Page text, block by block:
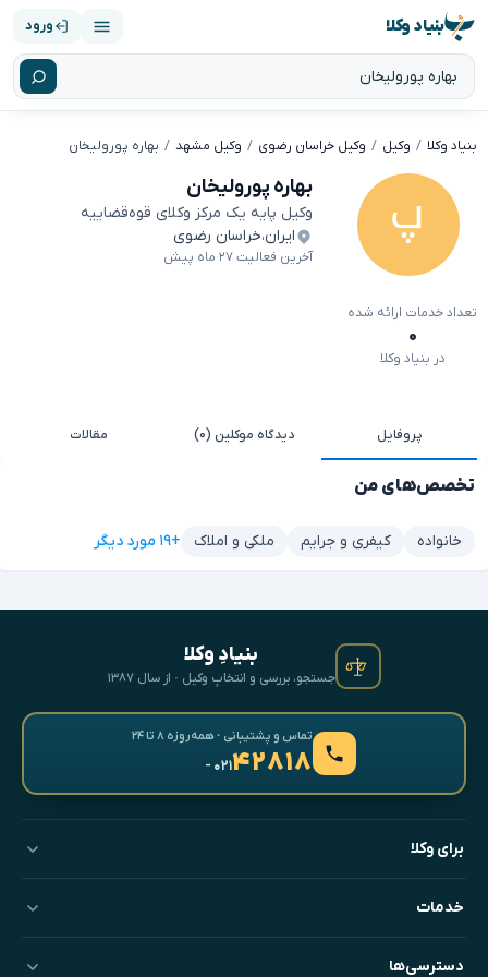
بنیاد وکلا ورود
بنیاد وکلا وکیل وکیل خراسان رضوی وکیل مشهد بهاره پورولیخان
بهاره پورولیخان
وکیل پایه یک مرکز وکلای قوه‌قضاییه
ایران،خراسان رضوی
آخرین فعالیت ۲۷ ماه پیش
تعداد خدمات ارائه شده
۰
در بنیاد وکلا
پروفایل دیدگاه موکلین (۰) مقالات
تخصص‌های من
خانواده کیفری و جرایم ملکی و املاک +۱۹ مورد دیگر
بنیادِ وکلا
جستجو، بررسی و انتخابِ وکیل · از سال ۱۳۸۷
تماس و پشتیبانی · همه‌روزه ۸ تا ۲۴
۴۲۸۱۸- ۰۲۱
برای وکلا
خدمات
دسترسی‌ها